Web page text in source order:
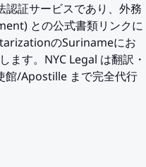
認証サービスであり、外務
との公式書類リンクに
のSurinameにお
ます。NYC Legal は翻訳・
館/Apostille まで完全代行